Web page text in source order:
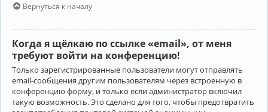
Вернуться к началу
Когда я щёлкаю по ссылке «email», от меня
требуют войти на конференцию!
Только зарегистрированные пользователи могут отправлять
email-сообщения другим пользователям через встроенную в
конференцию форму, и только если администратор включил
такую возможность. Это сделано для того, чтобы предотвратить